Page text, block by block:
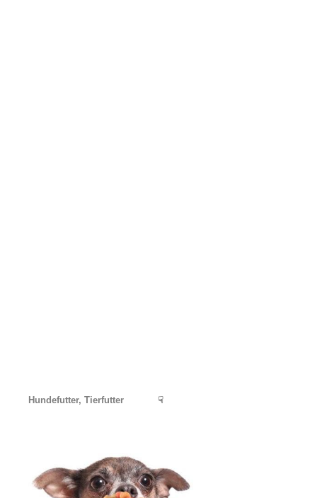
Hundefutter, Tierfutter ☟